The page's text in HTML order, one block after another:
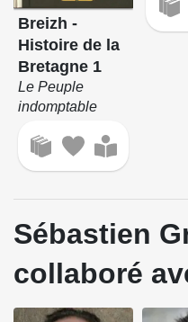
Breizh -
Histoire de la
Bretagne 1
Le Peuple
indomptable
Sébastien
collaboré